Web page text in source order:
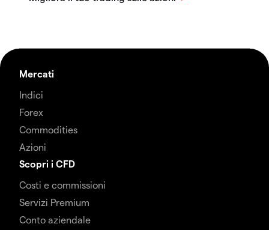
Mercati
Indici
Forex
Commodities
Azioni
Scopri i CFD
Costi e commissioni
Servizi Premium
Conto aziendale